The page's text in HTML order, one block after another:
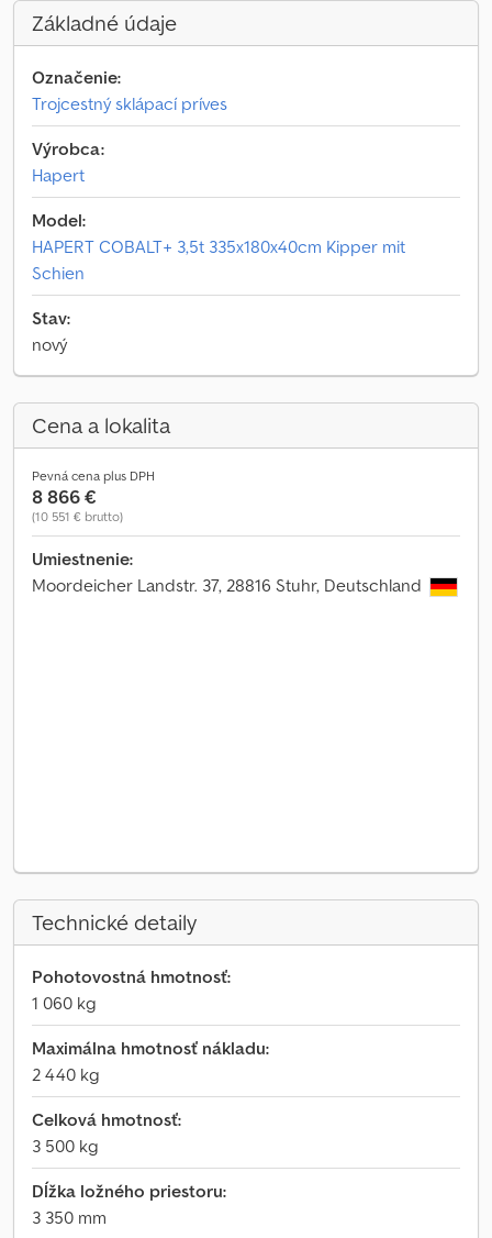
Základné údaje
Označenie:
Trojcestný sklápací príves
Výrobca:
Hapert
Model:
HAPERT COBALT+ 3,5t 335x180x40cm Kipper mit
Schien
Stav:
nový
Cena a lokalita
Pevná cena plus DPH
8 866 €
(10 551 € brutto)
Umiestnenie:
Moordeicher Landstr. 37, 28816 Stuhr, Deutschland
Technické detaily
Pohotovostná hmotnosť:
1 060 kg
Maximálna hmotnosť nákladu:
2 440 kg
Celková hmotnosť:
3 500 kg
Dĺžka ložného priestoru:
3 350 mm